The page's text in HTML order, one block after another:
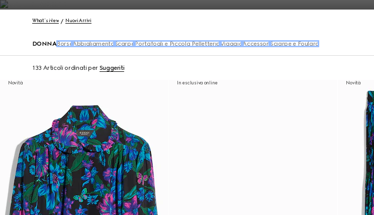
Contattaci
What's New Nuovi Arrivi
DONNABorseAbbigliamento ScarpePortafogli e Piccola Pelletteria Viaggio Accessori Sciarpe e Foulard
133 Articoli ordinati per Suggeriti
Novità In esclusiva online Novità